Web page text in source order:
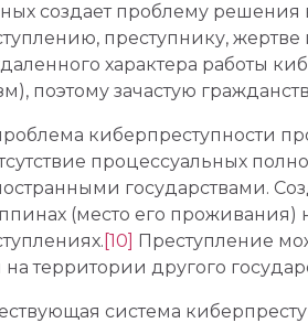
создает проблему решения
преступнику,
характера работы
поэтому зачастую
киберпреступности
процессуальных
государствами.
(место его проживания)
[10] Преступление
территории другого
система